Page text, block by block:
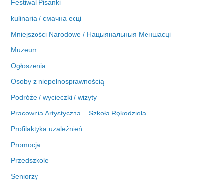
Festiwal Pisanki
kulinaria / смачна есці
Mniejszości Narodowe / Нацыянальныя Меншасці
Muzeum
Ogłoszenia
Osoby z niepełnosprawnością
Podróże / wycieczki / wizyty
Pracownia Artystyczna – Szkoła Rękodzieła
Profilaktyka uzależnień
Promocja
Przedszkole
Seniorzy